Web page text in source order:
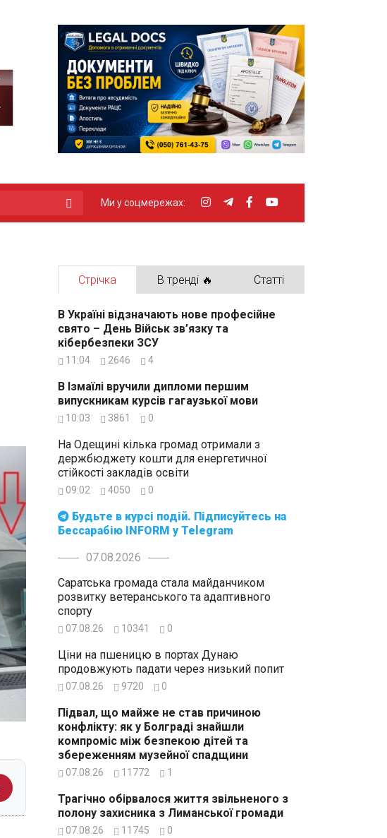
Ми у соцмережах:
Стрічка В тренді 🔥 Статті
Бессарабію INFORM у Telegram
В Україні відзначають нове професійне
свято – День Військ зв’язку та
кібербезпеки ЗСУ
11:04 2646 4
В Ізмаїлі вручили дипломи першим
випускникам курсів гагаузької мови
10:03 3861 0
На Одещині кілька громад отримали з
держбюджету кошти для енергетичної
стійкості закладів освіти
09:02 4050 0
07.08.2026
Саратська громада стала майданчиком
розвитку ветеранського та адаптивного
спорту
07.08.26 10341 0
Ціни на пшеницю в портах Дунаю
продовжують падати через низький попит
07.08.26 9720 0
Підвал, що майже не став причиною
конфлікту: як у Болграді знайшли
компроміс між безпекою дітей та
збереженням музейної спадщини
07.08.26 11772 1
Трагічно обірвалося життя звільненого з
полону захисника з Лиманської громади
07.08.26 11745 0